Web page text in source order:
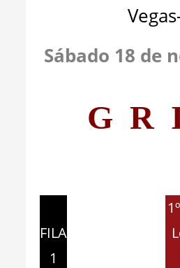
Sábado 18 de
G R
FILA
1